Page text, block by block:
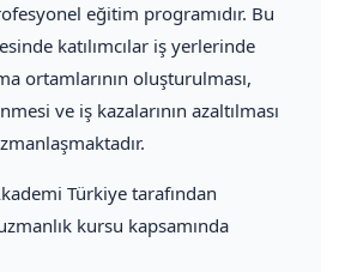
eğitim programıdır. Bu
katılımcılar iş yerlerinde
ortamlarının oluşturulması,
ve iş kazalarının azaltılması
Türkiye tarafından
kursu kapsamında